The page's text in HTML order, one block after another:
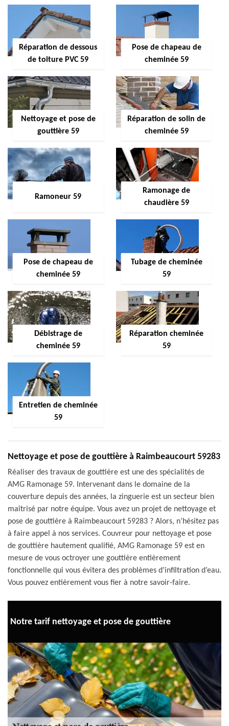
Réparation de dessous
de toiture PVC 59
Pose de chapeau de
cheminée 59
Nettoyage et pose de
gouttière 59
Réparation de solin de
cheminée 59
Ramoneur 59
Ramonage de
chaudière 59
Pose de chapeau de
cheminée 59
Tubage de cheminée
59
Débistrage de
cheminée 59
Réparation cheminée
59
Entretien de cheminée
59
Nettoyage et pose de gouttière à Raimbeaucourt 59283
Réaliser des travaux de gouttière est une des spécialités de
AMG Ramonage 59. Intervenant dans le domaine de la
couverture depuis des années, la zinguerie est un secteur bien
maîtrisé par notre équipe. Vous avez un projet de nettoyage et
pose de gouttière à Raimbeaucourt 59283 ? Alors, n’hésitez pas
à faire appel à nos services. Couvreur pour nettoyage et pose
de gouttière hautement qualifié, AMG Ramonage 59 est en
mesure de vous octroyer une gouttière entièrement
fonctionnelle qui vous évitera des problèmes d’infiltration d’eau.
Vous pouvez entièrement vous fier à notre savoir-faire.
Notre tarif nettoyage et pose de gouttière